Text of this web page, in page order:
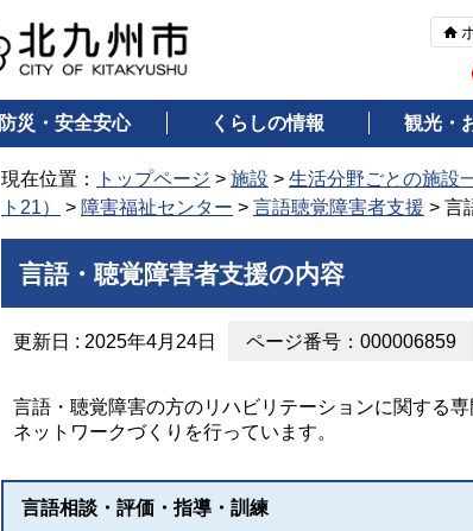
防災・安全安心 くらしの情報 観光・
現在位置： トップページ > 施設 > 生活分野ごとの施設
ト21）
> 障害福祉センター > 言語聴覚障害者支援 > 言
言語・聴覚障害者支援の内容
更新日 : 2025年4月24日 ページ番号：000006859
言語・聴覚障害の方のリハビリテーションに関する
ネットワークづくりを行っています。
言語相談・評価・指導・訓練